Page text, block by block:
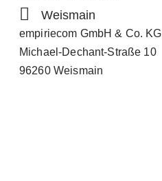
Weismain
empiriecom GmbH & Co. KG
Michael-Dechant-Straße 10
96260 Weismain